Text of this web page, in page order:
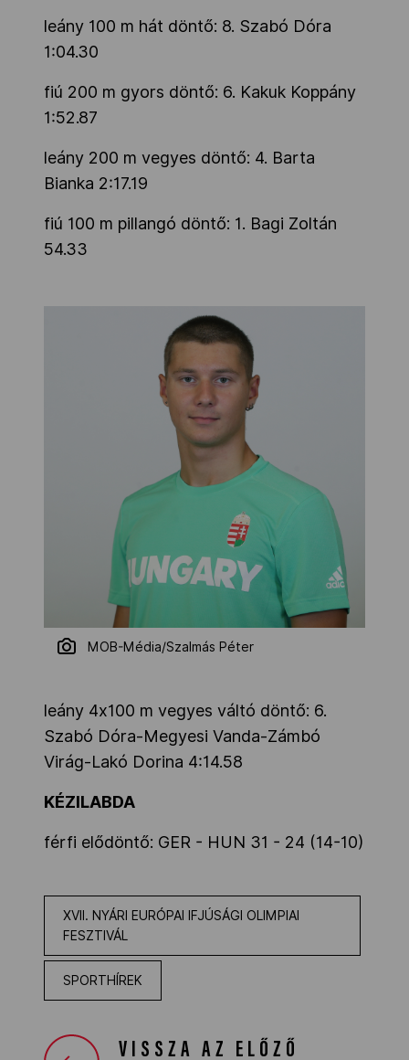
leány 100 m hát döntő: 8. Szabó Dóra
1:04.30
fiú 200 m gyors döntő: 6. Kakuk Koppány
1:52.87
leány 200 m vegyes döntő: 4. Barta
Bianka 2:17.19
fiú 100 m pillangó döntő: 1. Bagi Zoltán
54.33
MOB-Média/Szalmás Péter
leány 4x100 m vegyes váltó döntő: 6.
Szabó Dóra-Megyesi Vanda-Zámbó
Virág-Lakó Dorina 4:14.58
KÉZILABDA
férfi elődöntő: GER - HUN 31 - 24 (14-10)
XVII. NYÁRI EURÓPAI IFJÚSÁGI OLIMPIAI
FESZTIVÁL
SPORTHÍREK
VISSZA AZ ELŐZŐ